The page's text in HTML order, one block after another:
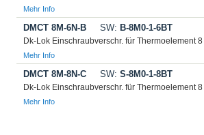
Mehr Info
DMCT 8M-6N-B SW: B-8M0-1-6BT
Dk-Lok Einschraubverschr. für Thermoelement
Mehr Info
DMCT 8M-8N-C SW: S-8M0-1-8BT
Dk-Lok Einschraubverschr. für Thermoelement 8
Mehr Info